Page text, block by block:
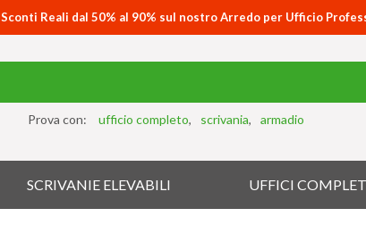
Sconti Reali dal 50% al 90% sul nostro Arredo per Ufficio
Prova con: ufficio completo scrivania armadio
SCRIVANIE ELEVABILI UFFICI